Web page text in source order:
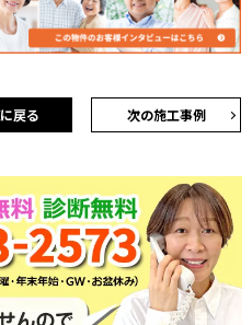
次の施工事例
戻る